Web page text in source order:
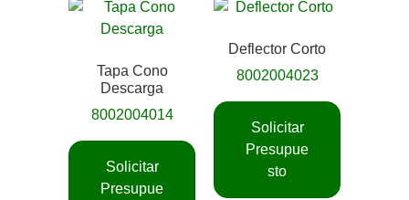
Tapa Cono
Descarga
8002004014
Solicitar
Presupue
Deflector Corto
8002004023
Solicitar
Presupue
sto